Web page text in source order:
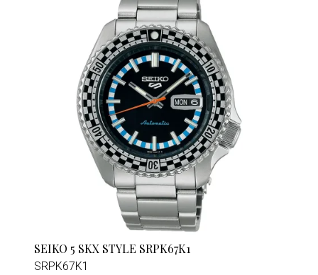
SEIKO 5 SKX STYLE SRPK67K1
SRPK67K1